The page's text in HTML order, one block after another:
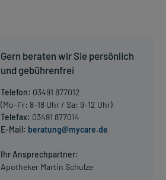
Gern beraten wir Sie persönlich
und gebührenfrei
Telefon: 03491 877012
(Mo-Fr: 8-18 Uhr / Sa: 9-12 Uhr)
Telefax: 03491 877014
E-Mail: beratung@mycare.de
Ihr Ansprechpartner:
Apotheker Martin Schulze